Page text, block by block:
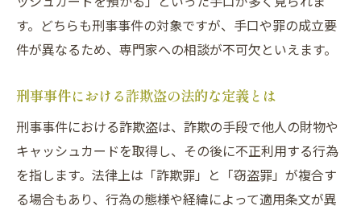
す。どちらも刑事事件の対象ですが、手口や罪の成立要
件が異なるため、専門家への相談が不可欠といえます。
刑事事件における詐欺盗の法的な定義とは
刑事事件における詐欺盗は、詐欺の手段で他人の財物や
キャッシュカードを取得し、その後に不正利用する行為
を指します。法律上は「詐欺罪」と「窃盗罪」が複合す
る場合もあり、行為の態様や経緯によって適用条文が異